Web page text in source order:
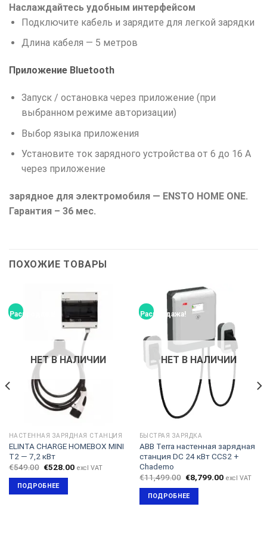
Наслаждайтесь удобным интерфейсом
Подключите кабель и зарядите для легкой зарядки
Длина кабеля — 5 метров
Приложение Bluetooth
Запуск / остановка через приложение (при
выбранном режиме авторизации)
Выбор языка приложения
Установите ток зарядного устройства от 6 до 16 А
через приложение
зарядное для электромобиля — ENSTO HOME ONE.
Гарантия – 36 мес.
ПОХОЖИЕ ТОВАРЫ
Распродажа!
НЕТ В НАЛИЧИИ
НАСТЕННАЯ ЗАРЯДНАЯ СТАНЦИЯ
ELINTA CHARGE HOMEBOX MINI
T2 — 7,2 кВт
€549.00 Первоначальная
составляла
€549.00.
€528.00Текущая
excl VAT
ПОДРОБНЕЕ
Распродажа!
НЕТ В НАЛИЧИИ
БЫСТРАЯ ЗАРЯДКА
ABB Terra настенная зарядная
станция DC 24 кВт CCS2 +
Chademo
€11,499.00 Первоначальная
цена
составляла
€11,499.00.
€8,799.00Текущая
excl VAT
ПОДРОБНЕЕ